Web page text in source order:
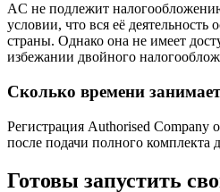
AC не подлежит
условии, что вся её деятельность
страны. Однако она не имеет
избежании двойного
Сколько времени
Регистрация Authorised Company
после подачи полного комплекта
Готовы запустить